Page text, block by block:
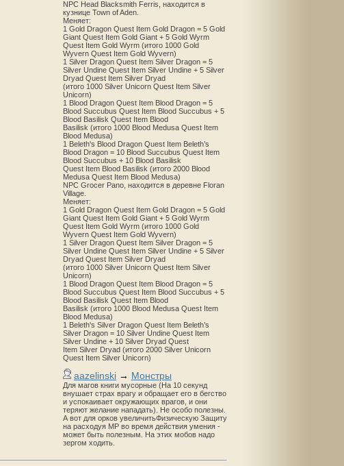
NPC Head Blacksmith Ferris, находится в
кузнице Town of Aden.
Меняет:
1 Gold Dragon Quest Item Gold Dragon = 5 Gold
Giant Quest Item Gold Giant + 5 Gold Wyrm
Quest Item Gold Wyrm (итого 1000 Gold
Wyvern Quest Item Gold Wyvern)
1 Silver Dragon Quest Item Silver Dragon = 5
Silver Undine Quest Item Silver Undine + 5 Silver
Dryad Quest Item Silver Dryad
(итого 1000 Silver Unicorn Quest Item Silver
Unicorn)
1 Blood Dragon Quest Item Blood Dragon = 5
Blood Succubus Quest Item Blood Succubus + 5
Blood Basilisk Quest Item Blood
Basilisk (итого 1000 Blood Medusa Quest Item
Blood Medusa)
1 Beleth's Blood Dragon Quest Item Beleth’s
Blood Dragon = 10 Blood Succubus Quest Item
Blood Succubus + 10 Blood Basilisk
Quest Item Blood Basilisk (итого 2000 Blood
Medusa Quest Item Blood Medusa)
NPC Grocer Pano, находится в деревне Floran
Village.
Меняет:
1 Gold Dragon Quest Item Gold Dragon = 5 Gold
Giant Quest Item Gold Giant + 5 Gold Wyrm
Quest Item Gold Wyrm (итого 1000 Gold
Wyvern Quest Item Gold Wyvern)
1 Silver Dragon Quest Item Silver Dragon = 5
Silver Undine Quest Item Silver Undine + 5 Silver
Dryad Quest Item Silver Dryad
(итого 1000 Silver Unicorn Quest Item Silver
Unicorn)
1 Blood Dragon Quest Item Blood Dragon = 5
Blood Succubus Quest Item Blood Succubus + 5
Blood Basilisk Quest Item Blood
Basilisk (итого 1000 Blood Medusa Quest Item
Blood Medusa)
1 Beleth's Silver Dragon Quest Item Beleth’s
Silver Dragon = 10 Silver Undine Quest Item
Silver Undine + 10 Silver Dryad Quest
Item Silver Dryad (итого 2000 Silver Unicorn
Quest Item Silver Unicorn)
aazelinski → Монстры
Для магов книги мусорные (На 10 секунд
внушает страх врагу и обращает его в бегство
и успокаивает окружающих врагов, и они
теряют желание нападать). Не особо полезны.
А вот для орков увеличитьФизическую Защиту
на расходуя MP во время действия умения -
может быть полезным. На этих мобов надо
зергом ходить.